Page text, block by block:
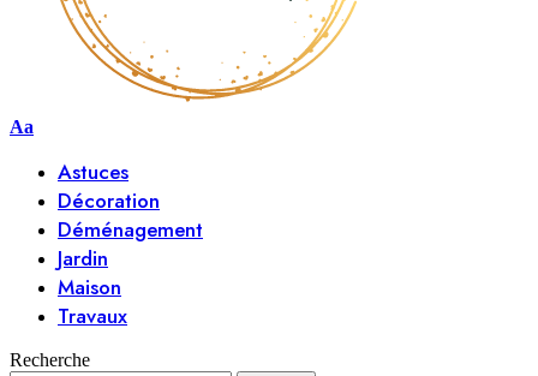
Aa
Astuces
Décoration
Déménagement
Jardin
Maison
Travaux
Recherche